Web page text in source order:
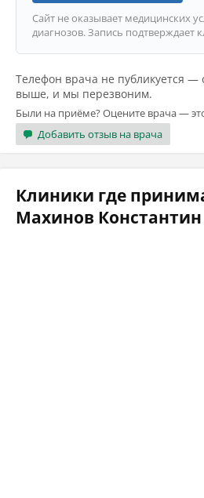
Сайт не оказывает медицинских
диагнозов. Запись подтверждает
Телефон врача не публикуется —
выше, и мы перезвоним.
Были на приёме? Оцените врача —
Добавить отзыв на врача
Клиники где
Махинов